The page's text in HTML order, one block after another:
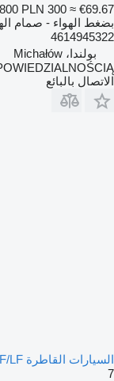
PLN 300 ≈ €69.67
بضغط الهواء - صمام
4614945322
بولندا، Michałów
الاتصال بالبائع
السيارات القاطرة DAF CF/XF/LF
7